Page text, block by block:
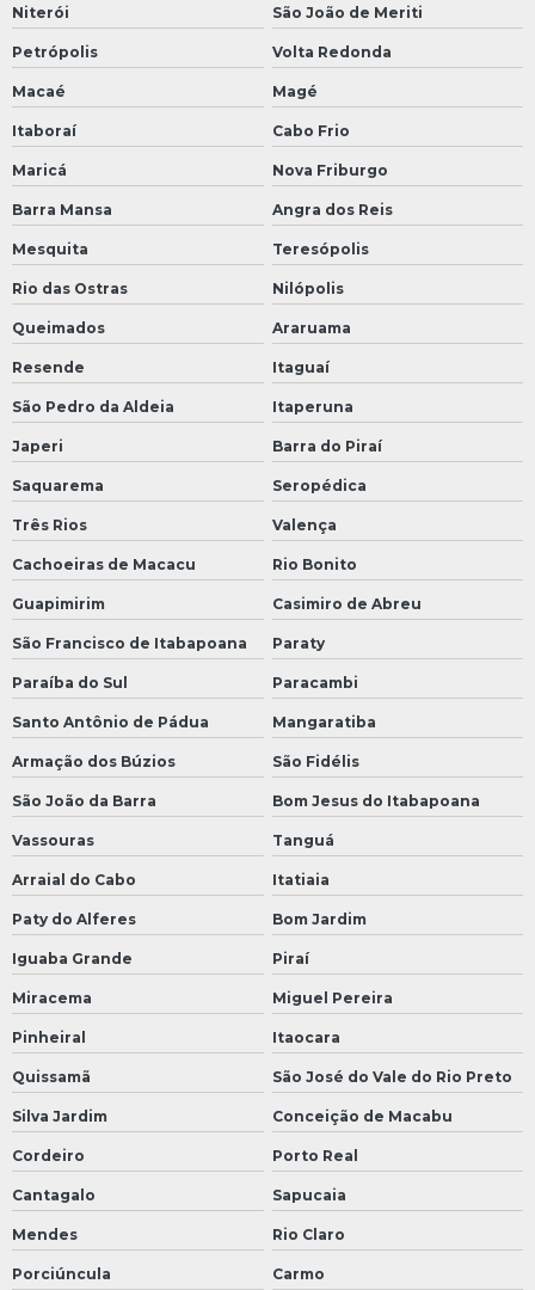
Niterói São João de Meriti
Petrópolis Volta Redonda
Macaé Magé
Itaboraí Cabo Frio
Maricá Nova Friburgo
Barra Mansa Angra dos Reis
Mesquita Teresópolis
Rio das Ostras Nilópolis
Queimados Araruama
Resende Itaguaí
São Pedro da Aldeia Itaperuna
Japeri Barra do Piraí
Saquarema Seropédica
Três Rios Valença
Cachoeiras de Macacu Rio Bonito
Guapimirim Casimiro de Abreu
São Francisco de Itabapoana Paraty
Paraíba do Sul Paracambi
Santo Antônio de Pádua Mangaratiba
Armação dos Búzios São Fidélis
São João da Barra Bom Jesus do Itabapoana
Vassouras Tanguá
Arraial do Cabo Itatiaia
Paty do Alferes Bom Jardim
Iguaba Grande Piraí
Miracema Miguel Pereira
Pinheiral Itaocara
Quissamã São José do Vale do Rio Preto
Silva Jardim Conceição de Macabu
Cordeiro Porto Real
Cantagalo Sapucaia
Mendes Rio Claro
Porciúncula Carmo